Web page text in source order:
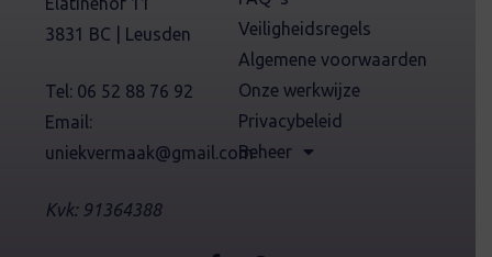
Veiligheidsregels
Algemene voorwaarden
Onze werkwijze
Privacybeleid
Beheer
3831 BC | Leusden
Tel: 06 52 88 76 92
Email:
uniekvermaak@gmail.com
Kvk: 91364388